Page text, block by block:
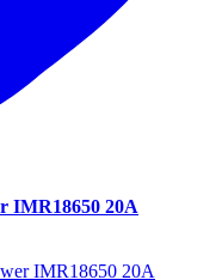
IMR18650 20A